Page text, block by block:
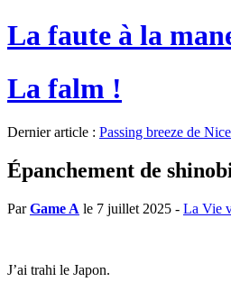
La faute à la
La falm !
Dernier article : Passing breeze de Nice
Épanchement de
ParGame A le 7 juillet 2025 - La Vie
J’ai trahi le Japon.